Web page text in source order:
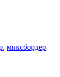
, миксбордер